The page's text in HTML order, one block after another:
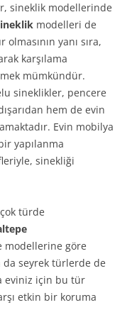
sineklik modellerinde
modelleri de
yanı sıra,
karşılama
mümkündür.
sineklikler, pencere
hem de evin
Evin mobilya
yapılanma
sinekliği
türde
modellerine göre
da seyrek türlerde de
eviniz için bu tür
etkin bir koruma